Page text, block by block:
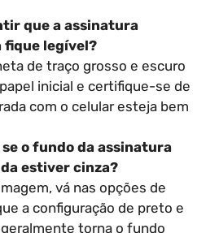
que a assinatura
legível?
de traço grosso e escuro
inicial e certifique-se de
com o celular esteja bem
o fundo da assinatura
estiver cinza?
vá nas opções de
a configuração de preto e
torna o fundo